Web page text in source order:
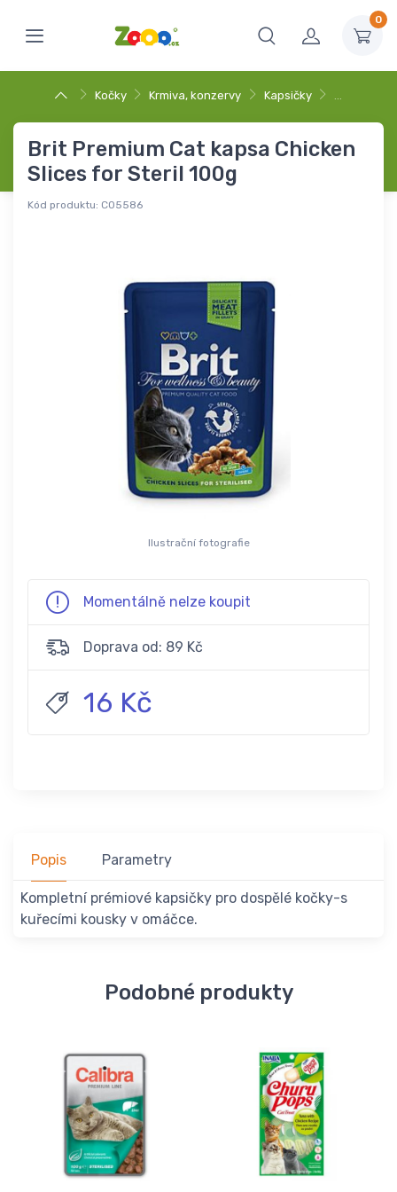
0
Kočky Krmiva, konzervy Kapsičky …
Brit Premium Cat kapsa Chicken
Slices for Steril 100g
Kód produktu: C05586
Ilustrační fotografie
Momentálně nelze koupit
Doprava od: 89 Kč
16 Kč
Popis Parametry
Kompletní prémiové kapsičky pro dospělé kočky-s
kuřecími kousky v omáčce.
Podobné produkty